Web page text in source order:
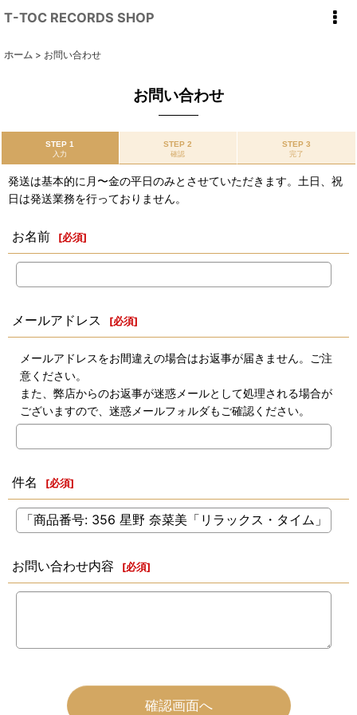
T-TOC RECORDS SHOP
ホーム > お問い合わせ
お問い合わせ
STEP 1
入力
STEP 2
確認
STEP 3
完了
発送は基本的に月〜金の平日のみとさせていただきます。土日、祝
日は発送業務を行っておりません。
お名前 [必須]
メールアドレス [必須]
メールアドレスをお間違えの場合はお返事が届きません。ご注
意ください。
また、弊店からのお返事が迷惑メールとして処理される場合が
ございますので、迷惑メールフォルダもご確認ください。
件名 [必須]
お問い合わせ内容 [必須]
確認画面へ